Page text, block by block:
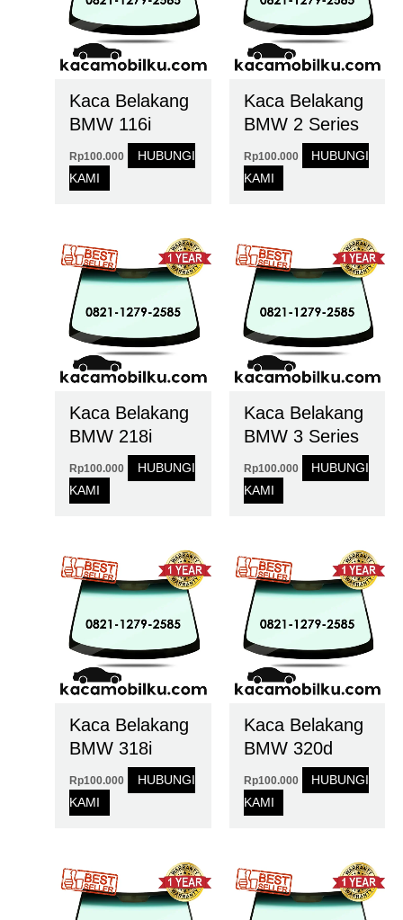
Kaca Belakang
BMW 116i
Rp100.000
HUBUNGI
KAMI
Kaca Belakang
BMW 2 Series
Rp100.000
HUBUNGI
KAMI
Kaca Belakang
BMW 218i
Rp100.000
HUBUNGI
KAMI
Kaca Belakang
BMW 3 Series
Rp100.000
HUBUNGI
KAMI
Kaca Belakang
BMW 318i
Rp100.000
HUBUNGI
KAMI
Kaca Belakang
BMW 320d
Rp100.000
HUBUNGI
KAMI